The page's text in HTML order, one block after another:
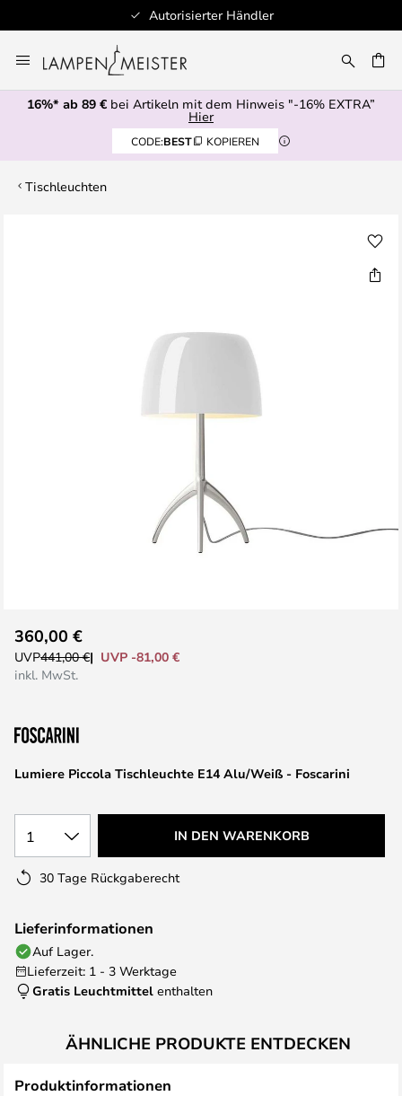
Autorisierter Händler
Inhalt
springen
16%* ab 89 € bei Artikeln mit dem Hinweis "-16% EXTRA”
Hier
CODE:BEST KOPIEREN
Tischleuchten
Anfang
der
Lumiere Piccola Tischleuchte E14 Alu/Weiß - Foscarini
360,00 €
UVP441,00 €
UVP -81,00 €
inkl. MwSt.
1 IN DEN WARENKORB
30 Tage Rückgaberecht
Lieferinformationen
Auf Lager.
Lieferzeit: 1 - 3 Werktage
Gratis Leuchtmittel enthalten
ÄHNLICHE PRODUKTE ENTDECKEN
Produktinformationen